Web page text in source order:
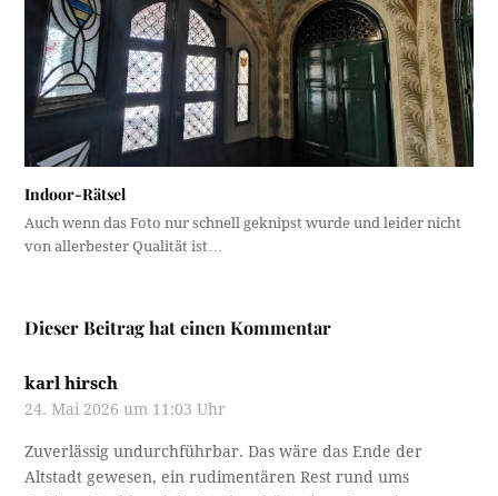
Indoor-Rätsel
Auch wenn das Foto nur schnell geknipst wurde und leider nicht
von allerbester Qualität ist…
Dieser Beitrag hat einen Kommentar
karl hirsch
24. Mai 2026 um 11:03 Uhr
Zuverlässig undurchführbar. Das wäre das Ende der
Altstadt gewesen, ein rudimentären Rest rund ums